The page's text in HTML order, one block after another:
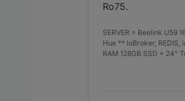
Ro75.
SERVER = Beelink U59
Hue ** ioBroker,
RAM 128GB SSD + 24"